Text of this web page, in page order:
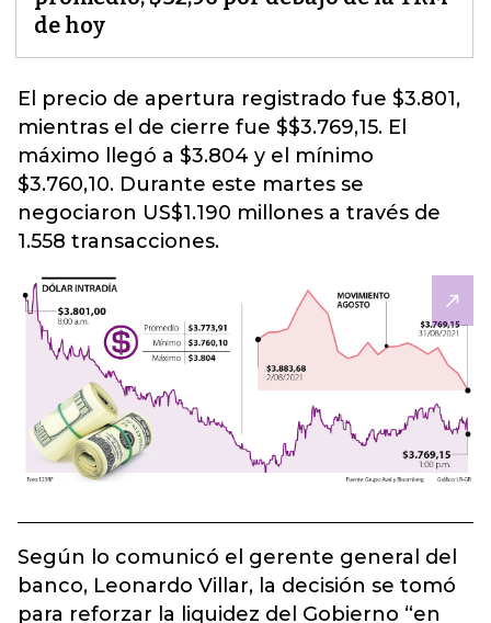
de hoy
El precio de apertura registrado fue $3.801,
mientras el de cierre fue $$3.769,15. El
máximo llegó a $3.804 y el mínimo
$3.760,10. Durante este martes se
negociaron US$1.190 millones a través de
1.558 transacciones.
Según lo comunicó el gerente general del
banco, Leonardo Villar, la decisión se tomó
para reforzar la liquidez del Gobierno “en